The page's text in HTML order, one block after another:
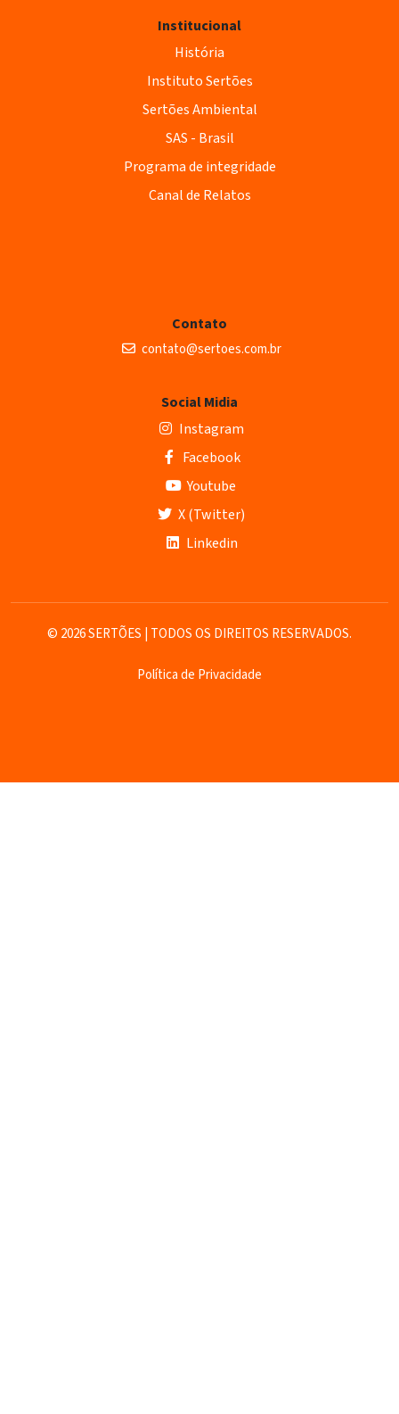
Institucional
História
Instituto Sertões
Sertões Ambiental
SAS - Brasil
Programa de integridade
Canal de Relatos
Contato
contato@sertoes.com.br
Social Midia
Instagram
Facebook
Youtube
X (Twitter)
Linkedin
© 2026 SERTÕES | TODOS OS DIREITOS RESERVADOS.
Política de Privacidade